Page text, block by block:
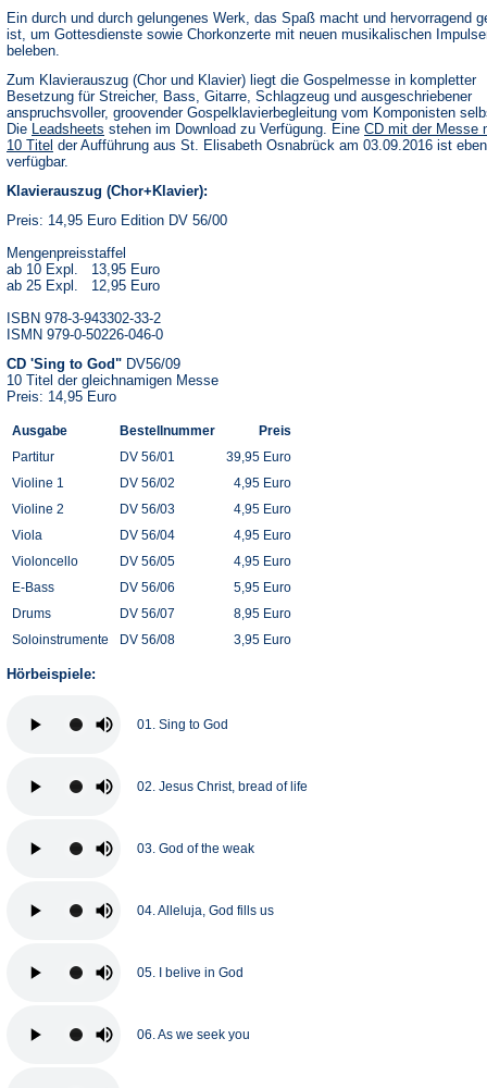
Ein durch und durch gelungenes Werk, das Spaß macht und hervorragend
ist, um Gottesdienste sowie Chorkonzerte mit neuen musikalischen
beleben.
Zum Klavierauszug (Chor und Klavier) liegt die Gospelmesse in kompletter
Besetzung für Streicher, Bass, Gitarre, Schlagzeug und ausgeschriebener
anspruchsvoller, groovender Gospelklavierbegleitung vom Komponisten
Die Leadsheets (Öffnet
in
Tab)
stehen im Download zu Verfügung. Eine CD mit der Messe
10 Titel der Aufführung aus St. Elisabeth Osnabrück am 03.09.2016 ist
verfügbar.
Klavierauszug (Chor+Klavier):
Preis: 14,95 Euro Edition DV 56/00
Mengenpreisstaffel
ab 10 Expl. 13,95 Euro
ab 25 Expl. 12,95 Euro
ISBN 978-3-943302-33-2
ISMN 979-0-50226-046-0
CD 'Sing to God" DV56/09
10 Titel der gleichnamigen Messe
Preis: 14,95 Euro
Ausgabe Bestellnummer
Preis
Partitur
DV 56/01
39,95 Euro
Violine 1
DV 56/02
4,95 Euro
Violine 2
DV 56/03
4,95 Euro
Viola
DV 56/04
4,95 Euro
Violoncello
DV 56/05
4,95 Euro
E-Bass
DV 56/06
5,95 Euro
Drums
DV 56/07
8,95 Euro
Soloinstrumente
DV 56/08 3,95 Euro
Hörbeispiele:
01. Sing to God
02. Jesus Christ, bread of life
03. God of the weak
04. Alleluja, God fills us
05. I belive in God
06. As we seek you